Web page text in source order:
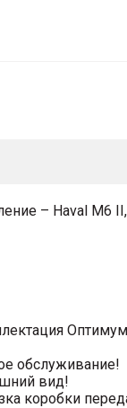
– Haval M6
обслуживание!
вид!
коробки